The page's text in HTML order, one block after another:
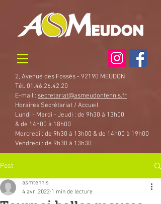
2, Avenue des Fossés - 92190 MEUDON
Tél. 01.46.26.42.20
E-mail : secretariat@asmeudontennis.fr
Horaires Secrétariat / Accueil
Lundi - Mardi - Jeudi : de 9h30 à 13h00
& de 14h00 à 18h00
Mercredi : de 9h30 à 13h00 & de 14h00 à 19h00
Vendredi : de 9h30 à 13h30
Post
asmtennis
4 avr. 2022 1 min de lecture